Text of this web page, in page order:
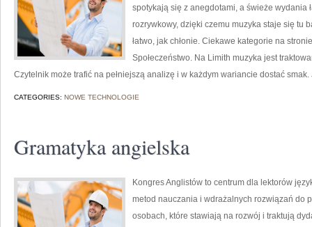
spotykają się z anegdotami, a świeże wydania
rozrywkowy, dzięki czemu muzyka staje się tu
łatwo, jak chłonie. Ciekawe kategorie na
Społeczeństwo. Na Limith muzyka jest
Czytelnik może trafić na pełniejszą analizę i w każdym wariancie dostać
CATEGORIES: NOWE TECHNOLOGIE
Gramatyka angielska
Kongres Anglistów to centrum dla lektorów
metod nauczania i wdrażalnych rozwiązań do
osobach, które stawiają na rozwój i traktują